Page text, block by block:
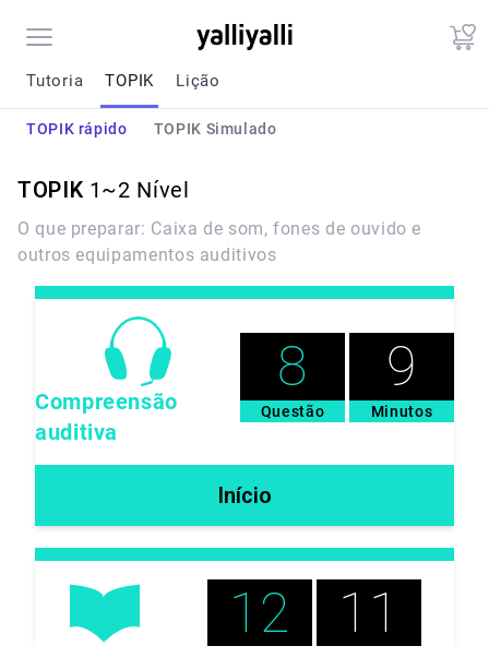
Open sidebar
Tutoria TOPIK Lição
TOPIK rápido TOPIK Simulado
TOPIK 1~2 Nível
O que preparar: Caixa de som, fones de ouvido e
outros equipamentos auditivos
Compreensão
auditiva
8
Questão
9
Minutos
Início
12 11